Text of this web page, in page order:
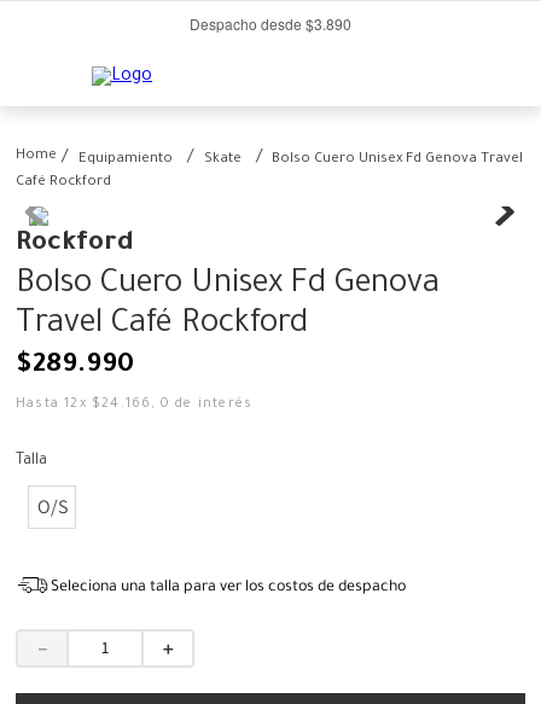
Despacho desde $3.890
Equipamiento Skate
Bolso Cuero Unisex Fd Genova Travel
Café Rockford
Rockford
Bolso Cuero Unisex Fd Genova
Travel Café Rockford
$289.990
Hasta12 x $24 .166 , 0 de interés
Talla
O/S
Seleciona una talla para ver los costos de despacho
＋
－